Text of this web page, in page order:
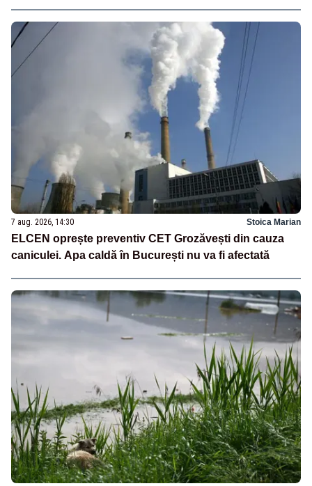
7 aug. 2026, 14:30 Stoica Marian
ELCEN oprește preventiv CET Grozăvești din cauza
caniculei. Apa caldă în București nu va fi afectată